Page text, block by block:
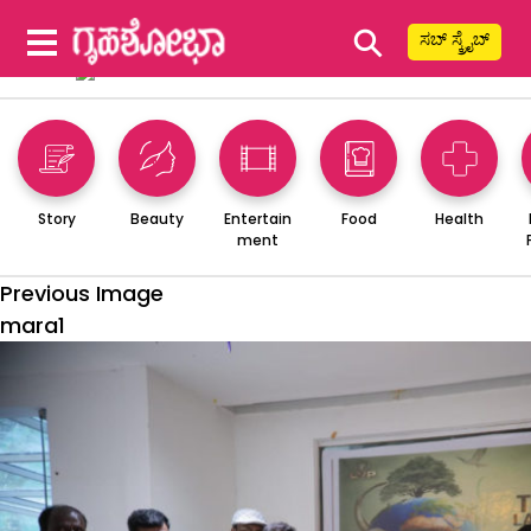
⚲ ಸಬ್ ಸ್ಕ್ರೈಬ್
Story Beauty
Entertain
ment
Food Health
Previous Image
mara1